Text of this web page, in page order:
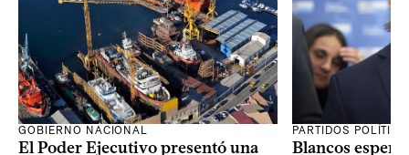
GOBIERNO NACIONAL
El Poder Ejecutivo presentó una
PARTIDOS
Blancos